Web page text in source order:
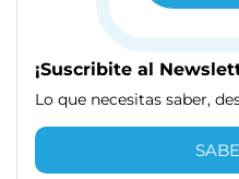
¡Suscribite al
Lo que necesitas saber,